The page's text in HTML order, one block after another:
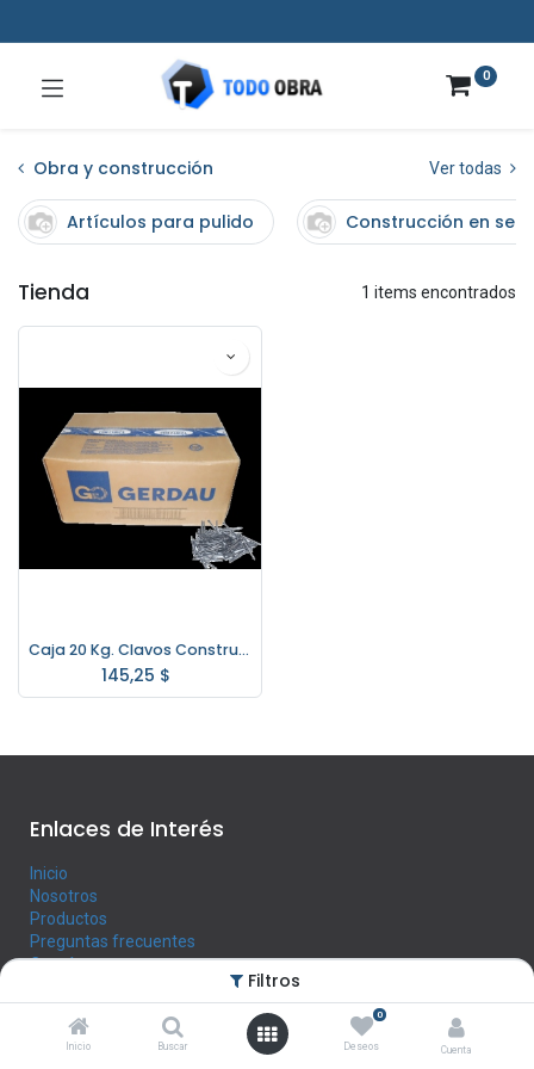
Filtros
Inicio Buscar
0
Deseos Cuenta
0
Obra y construcción Ver todas
Artículos para pulido Construcción en
Tienda 1 items encontrados
Caja 20 Kg. Clavos Construccion 2" a 6" (especificar Medida)
145,25 $
Enlaces de Interés
Inicio
Nosotros
Productos
Preguntas frecuentes
Contáctenos
Horario